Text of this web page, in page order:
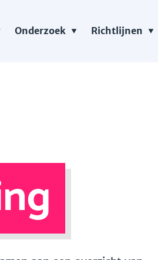
Onderzoek Richtlijnen